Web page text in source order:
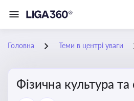
Головна Теми в центрі уваги
Фізична культура та